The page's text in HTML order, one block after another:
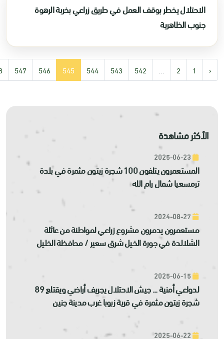
الاحتلال يخطر بوقف العمل في طريق زراعي بخربة الرهوة
جنوب الظاهرية
‹
1
2
...
542
543
544
545
546
547
الأكثر مشاهدة
المستعمرون يتلفون 100 شجرة زيتون مثمرة في بلدة
ترمسعيا شمال رام الله
مستعمرون يدمرون مشروع زراعي لمواطنة من عائلة
الشلالدة في جورة الخيل شرق سعير / محافظة الخليل
لدواعي أمنية ... جيش الاحتلال يجريف أراضي ويقتلع 89
شجرة زيتون مثمرة في قرية زبوبا غرب مدينة جنين